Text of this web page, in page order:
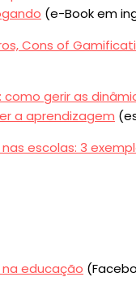
(e-Book em
Cons of
gerir as
a aprendizagem
escolas: 3
educação